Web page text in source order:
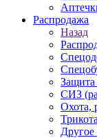
Распродажа
Назад
Защита
СИЗ
Охота,
Другое